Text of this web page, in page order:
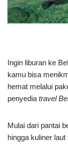
Ingin liburan ke
kamu bisa
hemat melalui
penyedia travel
Mulai dari pantai
hingga kuliner